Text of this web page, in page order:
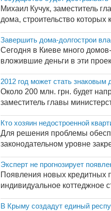
Михаил Кучук, заместитель
дома, строительство
Завершить дома-долгострои
Сегодня в Киеве много
вложившие деньги в эти
2012 год может стать знаковым
Около 200 млн. грн. будет
заместитель главы
Кто хозяин недостроенной
Для решения проблемы
законодательном уровне
Эксперт не прогнозирует
Появления новых кредитных
индивидуальное коттеджное
В Крыму создадут единый